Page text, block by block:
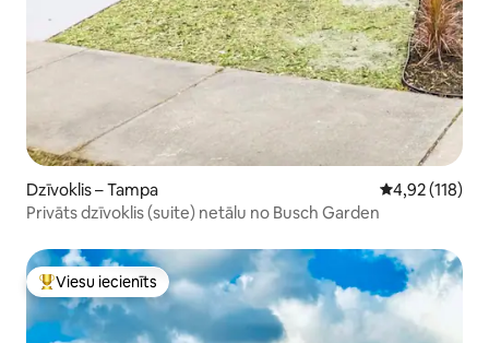
Dzīvoklis – Tampa Vidējais
4,92 (118)
Privāts dzīvoklis (suite) netālu no Busch Garden
Populārs viesu iecienīts mājoklis
Viesu iecienīts